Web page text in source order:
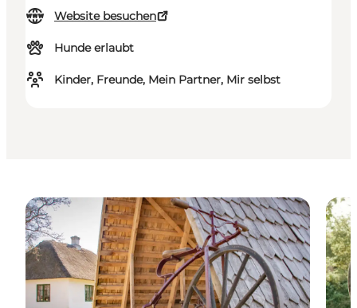
Website besuchen
Hunde erlaubt
Kinder, Freunde, Mein Partner, Mir selbst